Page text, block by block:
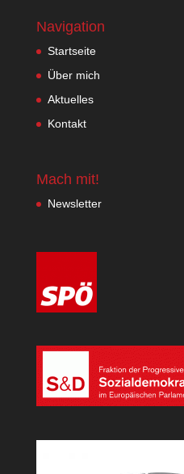
Navigation
Startseite
Über mich
Aktuelles
Kontakt
Mach mit!
Newsletter